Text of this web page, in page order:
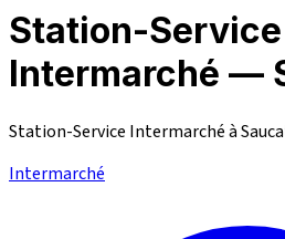
Station-Service
Intermarché —
Station-Service Intermarché à
Intermarché